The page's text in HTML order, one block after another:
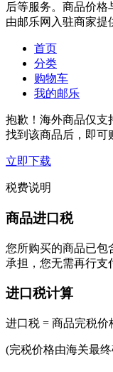
后等服务。商品价格
由邮乐网入驻商家提
首页
分类
购物车
我的邮乐
抱歉！海外商品仅支
找到该商品后，即可
立即下载
税费说明
商品进口税
您所购买的商品已包
承担，您无需再行支
进口税计算
进口税 = 商品完税
(完税价格由海关最